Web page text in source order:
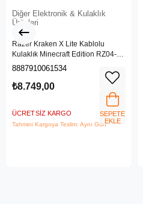
Diğer Elektronik & Kulaklık
Ürünleri
Razer Kraken X Lite Kablolu
Kulaklık Minecraft Edition RZ04-
05180200-R3M1
8887910061534
₺8.749,00
ÜCRETSIZ KARGO
Tahmini Kargoya Teslim: Aynı Gün
SEPETE
EKLE